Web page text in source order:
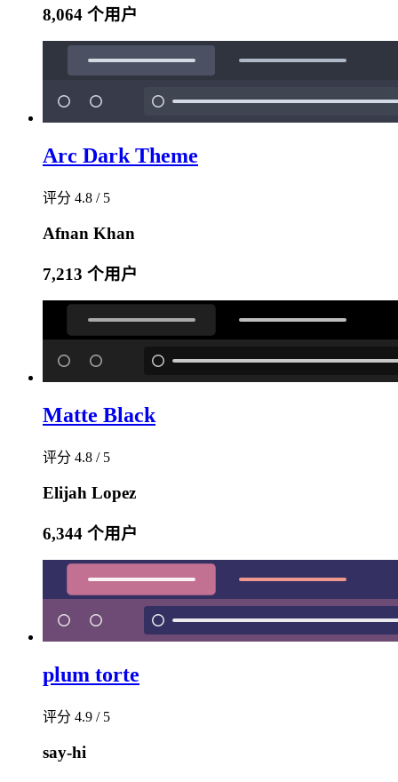
8,064 个用户
Arc Dark Theme
评分 4.8 / 5
Afnan Khan
7,213 个用户
Matte Black
评分 4.8 / 5
Elijah Lopez
6,344 个用户
plum torte
评分 4.9 / 5
say-hi